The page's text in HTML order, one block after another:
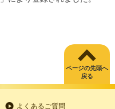
ページの先頭へ
戻る
よくあるご質問